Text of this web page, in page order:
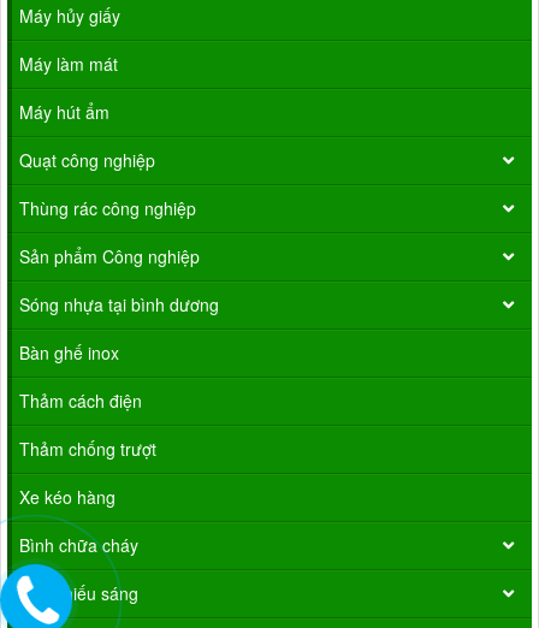
Máy hủy giấy
Máy làm mát
Máy hút ẩm
Quạt công nghiệp
Thùng rác công nghiệp
Sản phẩm Công nghiệp
Sóng nhựa tại bình dương
Bàn ghế inox
Thảm cách điện
Thảm chống trượt
Xe kéo hàng
Bình chữa cháy
Đèn chiếu sáng